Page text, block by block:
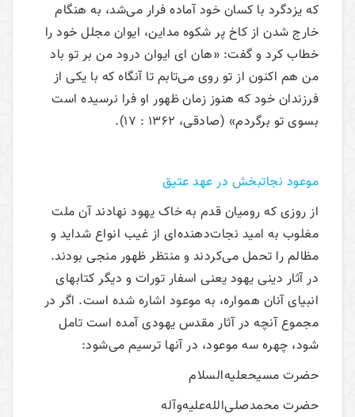
که‌ یزدگرد با کسان‌ خود آماده‌ فرار می‌شد، به‌ هنگام‌
خارج‌ شدن‌ از کاخ‌ پر شکوه‌ مداین‌، ایوان‌ مجلل‌ خود را
خطاب‌ کرد و گفت‌: «هان‌ ای‌ ایوان‌ درود من‌ بر تو باد
من‌ هم‌ اکنون‌ از تو روی‌ می‌تابم‌ تا آنگاه‌ که‌ با یکی‌ از
فرزندان‌ خود که‌ هنوز زمان‌ ظهور او فرا نرسیده‌ است
‌بسوی‌ تو برگردم‌» (صادقی، 1362 : 17).
موعود نجات­بخش در عهد عتيق‌
از روزی‌ که‌ رومیان‌ قدم‌ به‌ خاک‌ یهود نهادند آن‌ ملت‌
مغلوب‌ به‌ امید نجات‌­دهنده‌‌ای‌ از غیب‌ انواع ‌شداید و
مظالم‌ را تحمل‌ می‌‌کردند و منتظر ظهور منجی‌ بودند.
در آثار دینی یهود یعنی اسفار تورات و دیگر کتابهای
انبیای آنان همواره، به موعود اشاره شده است. اگر در
مجموع آنچه در آثار مقدس یهودی آمده است تامل
شود، چهره سه موعود، در آنها ترسیم می‌شود:
حضرت مسیحعلیه‌السلام
حضرت محمدصلی‌الله‌علیه‌وآله